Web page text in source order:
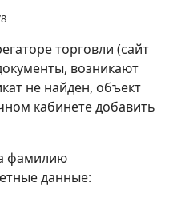
торговли (сайт
возникают
не найден, объект
кабинете добавить
фамилию
данные: